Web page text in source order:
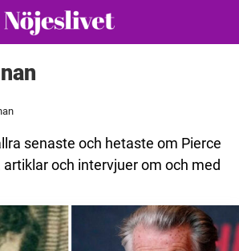
senaste och hetaste om Pierce
artiklar och intervjuer om och med